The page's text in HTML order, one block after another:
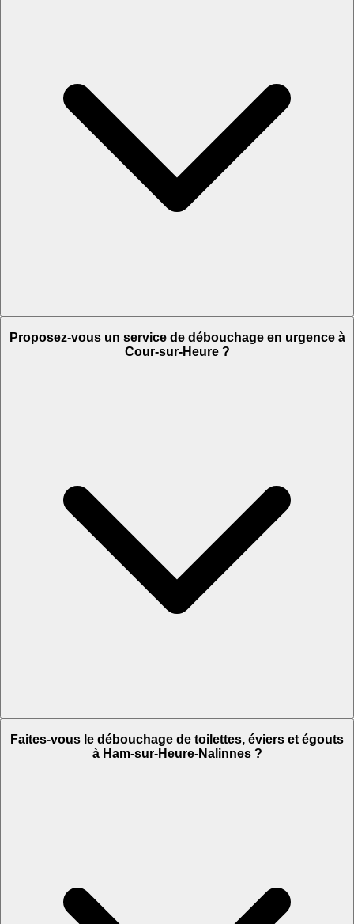
Proposez-vous un service de débouchage en urgence à
Cour-sur-Heure ?
Faites-vous le débouchage de toilettes, éviers et égouts
à Ham-sur-Heure-Nalinnes ?